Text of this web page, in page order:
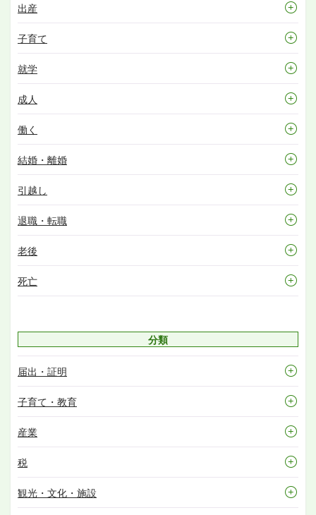
出産
子育て
就学
成人
働く
結婚・離婚
引越し
退職・転職
老後
死亡
分類
届出・証明
子育て・教育
産業
税
観光・文化・施設